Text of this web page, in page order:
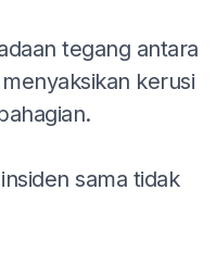
tegang antara
kerusi
sama tidak